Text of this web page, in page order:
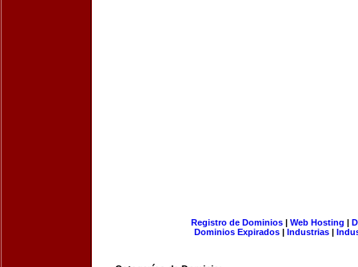
Registro de Dominios| Web Hosting |
Dominios Expirados | Industrias |